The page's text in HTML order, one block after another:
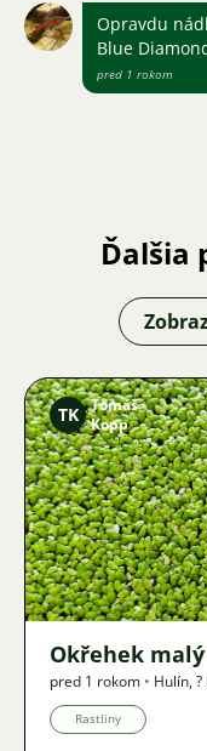
Opravdu
Blue
pred 1 rokom
Ďalšia
TK
Tomáš
Kopp
Okřehek
pred 1 rokom • Hulín,?
Rastliny